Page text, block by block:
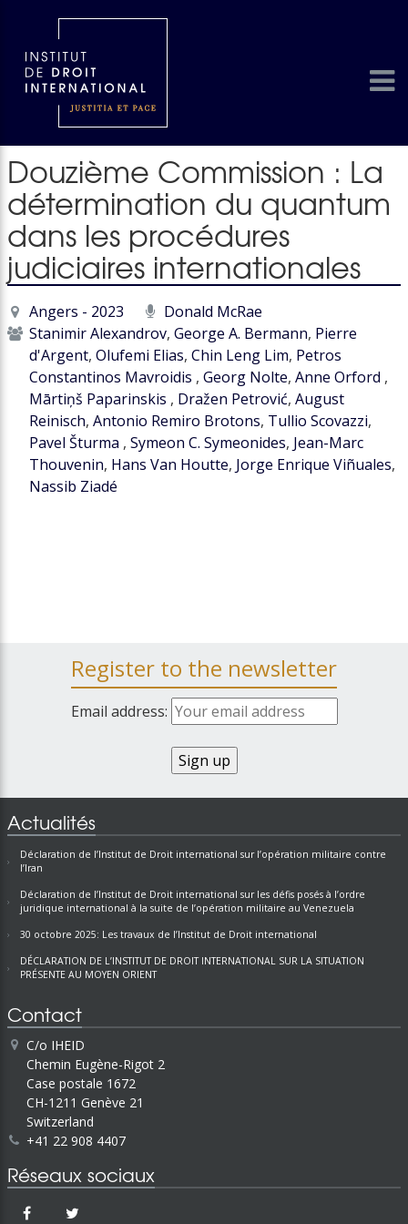
Douzième Commission : La
détermination du quantum
dans les procédures
judiciaires internationales
Angers - 2023
Donald McRae
Stanimir Alexandrov, George A. Bermann, Pierre
d'Argent, Olufemi Elias, Chin Leng Lim, Petros
Constantinos Mavroidis , Georg Nolte, Anne Orford ,
Mārtiņš Paparinskis , Dražen Petrović, August
Reinisch, Antonio Remiro Brotons, Tullio Scovazzi,
Pavel Šturma , Symeon C. Symeonides, Jean-Marc
Thouvenin, Hans Van Houtte, Jorge Enrique Viñuales,
Nassib Ziadé
Register to the newsletter
Email address:
Actualités
Déclaration de l’Institut de Droit international sur l’opération militaire contre
l’Iran
Déclaration de l’Institut de Droit international sur les défis posés à l’ordre
juridique international à la suite de l’opération militaire au Venezuela
30 octobre 2025: Les travaux de l’Institut de Droit international
DÉCLARATION DE L’INSTITUT DE DROIT INTERNATIONAL SUR LA SITUATION
PRÉSENTE AU MOYEN ORIENT
Contact
C/o IHEID
Chemin Eugène-Rigot 2
Case postale 1672
CH-1211 Genève 21
Switzerland
+41 22 908 4407
Réseaux sociaux